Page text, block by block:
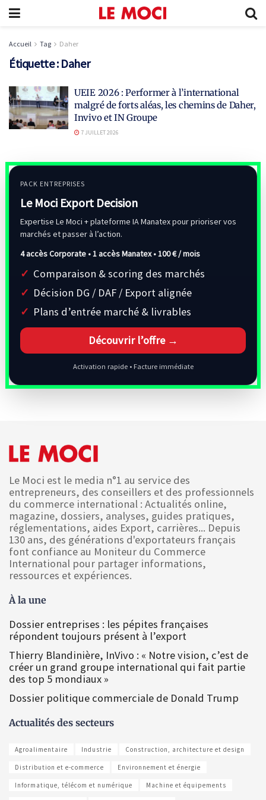
Accueil Tag Daher
Étiquette : Daher
UEIE 2026 : Performer à l’international
malgré de forts aléas, les chemins de Daher,
Invivo et IN Groupe
7 JUILLET 2026
PACK ENTREPRISES
Le Moci Export Decision
Expertise Le Moci + plateforme IA Manatex pour prioriser vos
marchés et passer à l’action.
4 accès Corporate • 1 accès Manatex •100 € / mois
Comparaison & scoring des marchés
Décision DG / DAF / Export alignée
Plans d’entrée marché & livrables
Découvrir l’offre →
Activation rapide • Facture immédiate
Le Moci est le media n°1 au service des
entrepreneurs, des conseillers et des professionnels
du commerce international : Actualités online,
magazine, dossiers, analyses, guides pratiques,
réglementations, aides Export, carrières... Depuis
130 ans, des générations d'exportateurs français
font confiance au Moniteur du Commerce
International pour partager informations,
ressources et expériences.
À la une
Dossier entreprises : les pépites françaises
répondent toujours présent à l’export
Thierry Blandinière, InVivo : « Notre vision, c’est de
créer un grand groupe international qui fait partie
des top 5 mondiaux »
Dossier politique commerciale de Donald Trump
Actualités des secteurs
Agroalimentaire Industrie Construction, architecture et design
Distribution et e-commerce Environnement et énergie
Informatique, télécom et numérique Machine et équipements